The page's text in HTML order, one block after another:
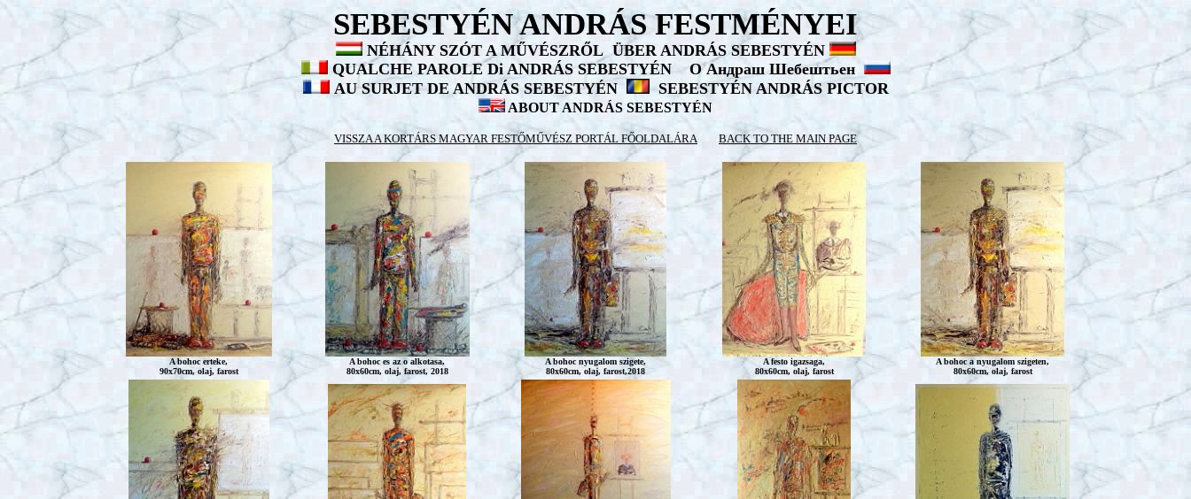
SEBESTYÉN ANDRÁS FESTMÉNYEI
NÉHÁNY SZÓT A MŰVÉSZRŐL ÜBER ANDRÁS SEBESTYÉN
QUALCHE PAROLE Di ANDRÁS SEBESTYÉN
ОАндраш Шебештьен
AU SURJET DE ANDRÁS SEBESTYÉN
SEBESTYÉN ANDRÁS PICTOR
ABOUT ANDRÁS SEBESTYÉN
VISSZA A KORTÁRS MAGYAR FESTŐMŰVÉSZ PORTÁL FŐOLDALÁRA BACK TO THE MAIN PAGE
A bohoc erteke,
90x70cm, olaj, farost
A bohoc es az o alkotasa,
80x60cm, olaj, farost, 2018
A bohoc nyugalom szigete,
80x60cm, olaj, farost,2018
A festo igazsaga,
80x60cm, olaj, farost
A bohoc a nyugalom szigeten,
80x60cm, olaj, farost